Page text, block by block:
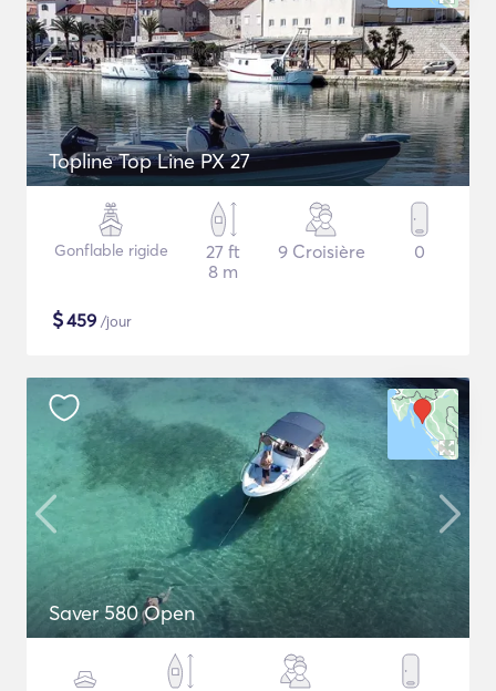
Topline Top Line PX 27
Gonflable rigide
27 ft
8 m
9 Croisière 0
$459 /jour
Saver 580 Open